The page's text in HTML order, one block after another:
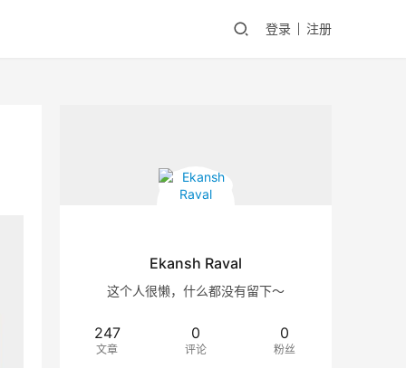
登录 注册
Ekansh Raval
这个人很懒，什么都没有留下～
247
文章
0
评论
0
粉丝